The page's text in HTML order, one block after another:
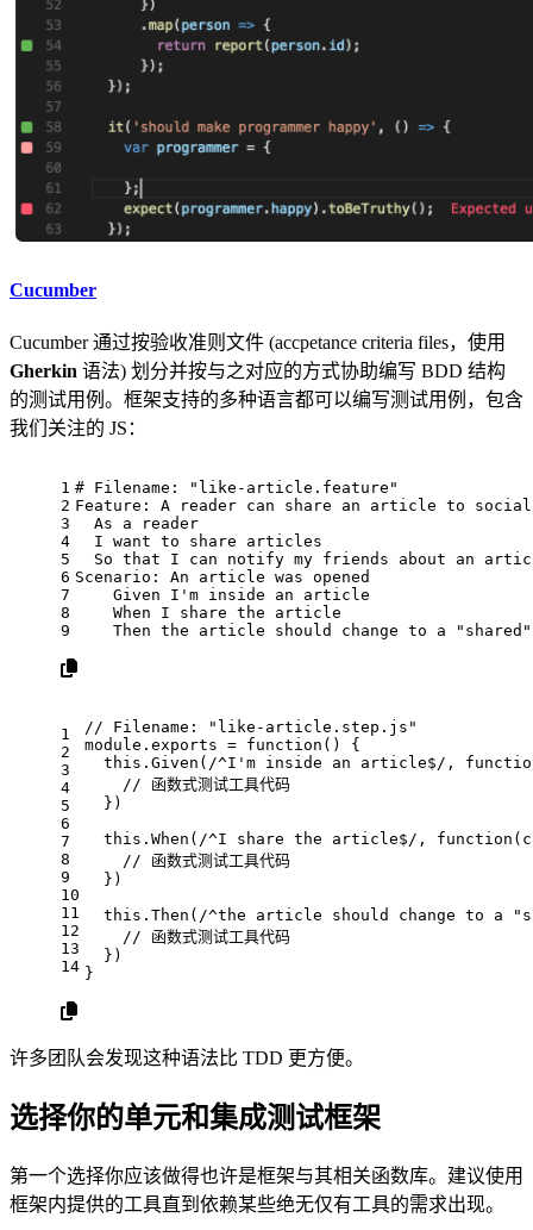
Cucumber
Cucumber 通过按验收准则文件 (accpetance criteria files，使用
Gherkin 语法) 划分并按与之对应的方式协助编写 BDD 结构
的测试用例。框架支持的多种语言都可以编写测试用例，包含
我们关注的 JS：
1
2
3
4
5
6
7
8
9
# Filename:
"like-article.feature"
Feature: A reader can share an article to social
  As a reader
  I want to share articles
So that I can notify my friends about an
Scenario: An article was opened
    Given I'm inside an article
    When I share the article
Then the article should change to a
1
2
3
4
5
6
7
8
9
10
11
12
13
14
// Filename: "like-article.step.js"
module . exports = function ( ) {
this . Given ( /^I'm inside an article$/ ,
// 函数式测试工具代码
  })
this . When ( /^I share the article$/ , function (
// 函数式测试工具代码
  })
this . Then ( /^the article should change to a
// 函数式测试工具代码
  })
}
许多团队会发现这种语法比 TDD 更方便。
选择你的单元和集成测试框架
第一个选择你应该做得也许是框架与其相关函数库。建议使用
框架内提供的工具直到依赖某些绝无仅有工具的需求出现。